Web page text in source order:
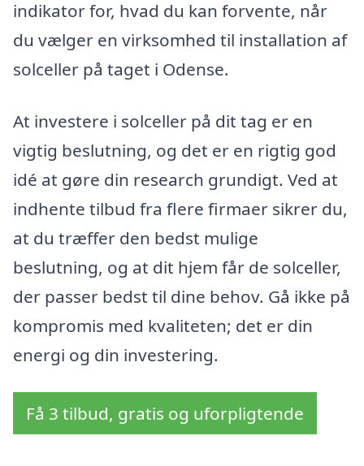
indikator for, hvad du kan forvente, når
du vælger en virksomhed til installation af
solceller på taget i Odense.
At investere i solceller på dit tag er en
vigtig beslutning, og det er en rigtig god
idé at gøre din research grundigt. Ved at
indhente tilbud fra flere firmaer sikrer du,
at du træffer den bedst mulige
beslutning, og at dit hjem får de solceller,
der passer bedst til dine behov. Gå ikke på
kompromis med kvaliteten; det er din
energi og din investering.
Få 3 tilbud, gratis og uforpligtende